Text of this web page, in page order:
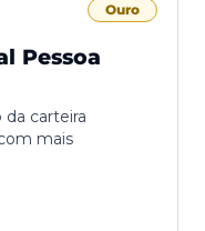
Ouro
Pessoa
da carteira
mais